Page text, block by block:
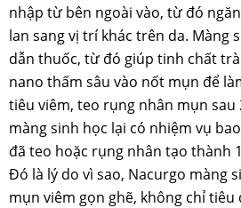
nhập từ bên ngoài vào, từ đó
lan sang vị trí khác trên da. Màng
dẫn thuốc, từ đó giúp tinh chất
nano thấm sâu vào nốt mụn để
tiêu viêm, teo rụng nhân mụn sau
màng sinh học lại có nhiệm vụ
đã teo hoặc rụng nhân tạo thành
Đó là lý do vì sao, Nacurgo màng
mụn viêm gọn ghẽ, không chỉ